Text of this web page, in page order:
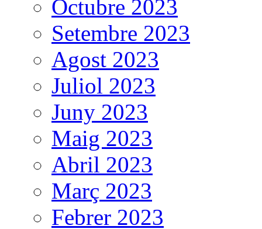
Octubre 2023
Setembre 2023
Agost 2023
Juliol 2023
Juny 2023
Maig 2023
Abril 2023
Març 2023
Febrer 2023